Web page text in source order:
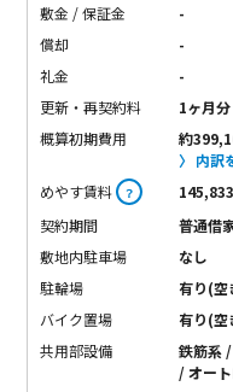
敷金 / 保証金
-
償却
-
礼金
-
更新・再契約料
1ヶ月分
概算初期費用
約
内訳
めやす賃料 ？
契約期間
普通借
敷地内駐車場
なし
駐輪場
有り(空
バイク置場
有り(空
共用部設備
鉄筋系
/ オー